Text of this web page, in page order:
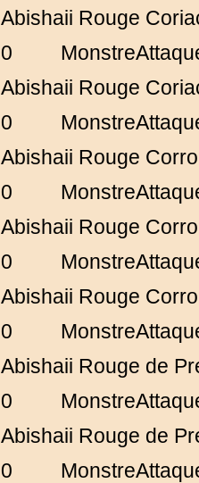
Abishaii Rouge
0
Abishaii Rouge
0
Abishaii Rouge
0
Abishaii Rouge
0
Abishaii Rouge
0
Abishaii Rouge de
0
Abishaii Rouge de
0